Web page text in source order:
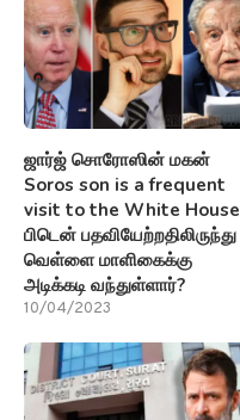
ஜார்ஜ் சொரோஸின் மகன்
Soros son is a frequent
visit to the White House
பிடென் பதவியேற்றதிலிருந்து
வெள்ளை மாளிகைக்கு
அடிக்கடி வந்துள்ளார்?
10/04/2023